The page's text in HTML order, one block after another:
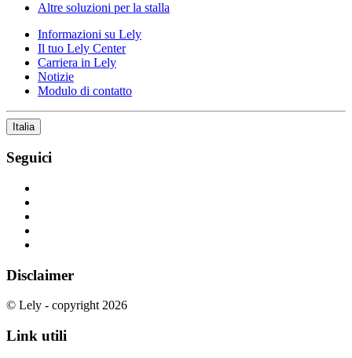
Altre soluzioni per la stalla
Informazioni su Lely
Il tuo Lely Center
Carriera in Lely
Notizie
Modulo di contatto
Italia
Seguici
Disclaimer
© Lely - copyright 2026
Link utili